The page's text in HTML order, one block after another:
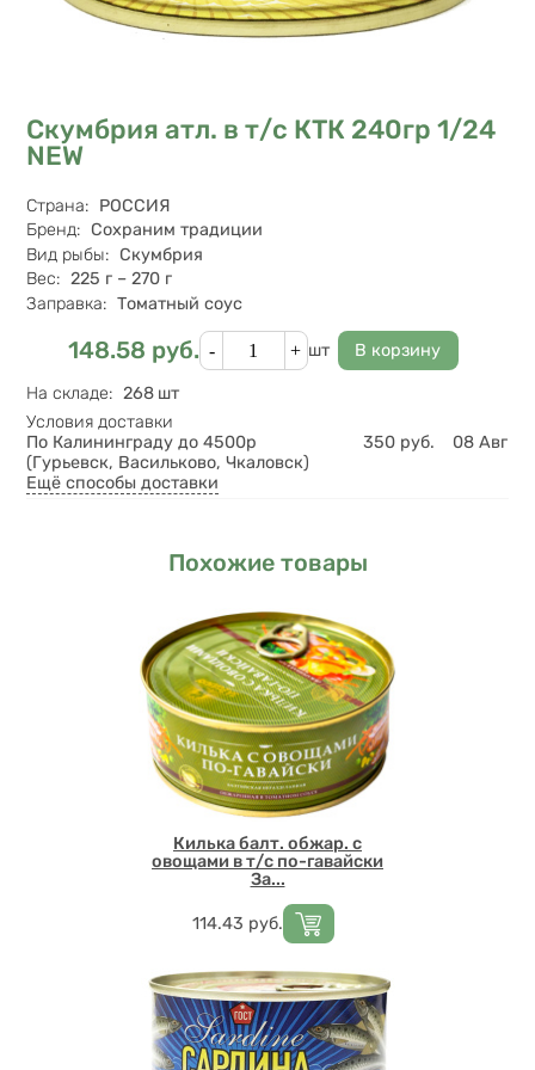
Скумбрия атл. в т/с КТК 240гр 1/24
NEW
Характеристики
Страна: РОССИЯ
Бренд: Сохраним традиции
Вид рыбы: Скумбрия
Вес: 225 г – 270 г
Заправка: Томатный соус
Цена
148.58 руб.Кол-во шт
На складе: 268 шт
Условия доставки
По Калининграду до 4500р
(Гурьевск, Васильково, Чкаловск)
350 руб.
08 Авг
Ещё способы доставки
Похожие товары
Килька балт. обжар. с
овощами в т/с по-гавайски
За...
Цена
114.43 руб.